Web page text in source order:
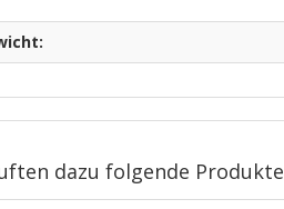
dazu folgende Produkte